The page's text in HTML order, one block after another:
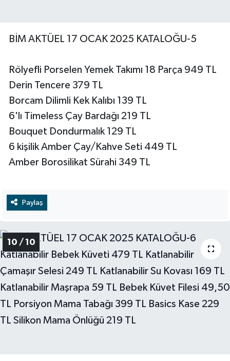
BİM AKTÜEL 17 OCAK 2025 KATALOĞU-5
Rölyefli Porselen Yemek Takımı 18 Parça 949 TL
Derin Tencere 379 TL
Borcam Dilimli Kek Kalıbı 139 TL
6'lı Timeless Çay Bardağı 219 TL
Bouquet Dondurmalık 129 TL
6 kişilik Amber Çay/Kahve Seti 449 TL
Amber Borosilikat Sürahi 349 TL
Paylaş
10 / 10